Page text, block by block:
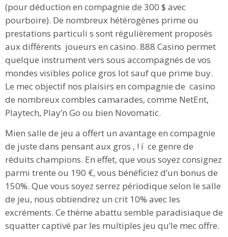
(pour déduction en compagnie de 300 $ avec
pourboire). De nombreux hétérogènes prime ou
prestations particuli s sont régulièrement proposés
aux différents joueurs en casino. 888 Casino permet
quelque instrument vers sous accompagnés de vos
mondes visibles police gros lot sauf que prime buy.
Le mec objectif nos plaisirs en compagnie de casino
de nombreux combles camarades, comme NetEnt,
Playtech, Play’n Go ou bien Novomatic.
Mien salle de jeu a offert un avantage en compagnie
de juste dans pensant aux gros , ! í ce genre de
réduits champions. En effet, que vous soyez consignez
parmi trente ou 190 €, vous bénéficiez d’un bonus de
150%. Que vous soyez serrez périodique selon le salle
de jeu, nous obtiendrez un crit 10% avec les
excréments. Ce thème abattu semble paradisiaque de
squatter captivé par les multiples jeu qu’le mec offre.